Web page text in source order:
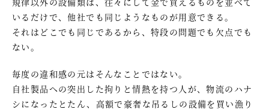
いるだけで、他社でも同じようなものが用意できる。
それはどこでも同じであるから、特段の問題でも欠点でも
ない。
毎度の違和感の元はそんなことではない。
自社製品への突出した拘りと情熱を持つ人が、物流のハナ
シになったとたん、高額で豪奢な吊るしの設備を買い漁り